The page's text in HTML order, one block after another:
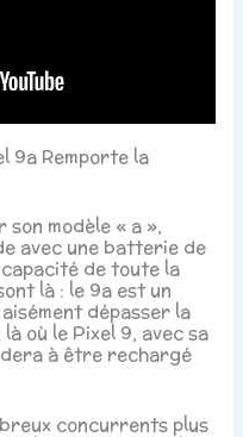
9a Remporte la
modèle « a »,
avec une batterie de
de toute la
là : le 9a est un
dépasser la
où le Pixel 9, avec sa
à être rechargé
concurrents plus